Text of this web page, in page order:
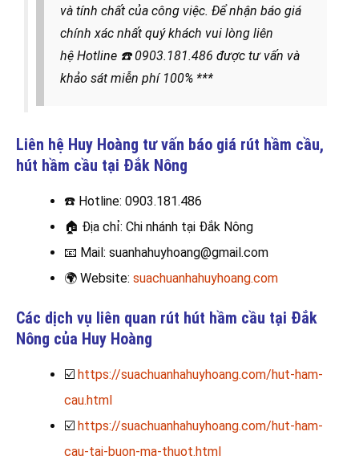
và tính chất của công việc. Để nhận báo giá
chính xác nhất quý khách vui lòng liên
hệ Hotline ☎️0903.181.486 được tư vấn và
khảo sát miễn phí 100% ***
Liên hệ Huy Hoàng tư vấn báo giá rút hầm cầu,
hút hầm cầu tại Đắk Nông
☎️ Hotline: 0903.181.486
🏠 Địa chỉ: Chi nhánh tại Đắk Nông
📧 Mail: suanhahuyhoang@gmail.com
🌍 Website: suachuanhahuyhoang.com
Các dịch vụ liên quan rút hút hầm cầu tại Đắk
Nông của Huy Hoàng
☑️ https://suachuanhahuyhoang.com/hut-ham-
cau.html
☑️ https://suachuanhahuyhoang.com/hut-ham-
cau-tai-buon-ma-thuot.html